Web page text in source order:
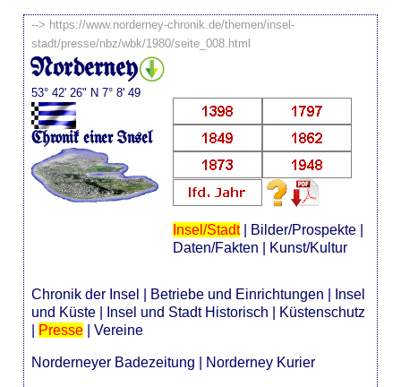
--> https://www.norderney-chronik.de/themen/insel-
stadt/presse/nbz/wbk/1980/seite_008.html
Norderney
53° 42' 26" N 7° 8' 49
Chronik einer Insel
Insel/Stadt| Bilder/Prospekte|
Daten/Fakten
Kunst/Kultur
Chronik der Insel Betriebe und Einrichtungen
Insel
und Küste
Insel und Stadt Historisch
Küstenschutz
Presse |Vereine
Norderneyer Badezeitung Norderney Kurier